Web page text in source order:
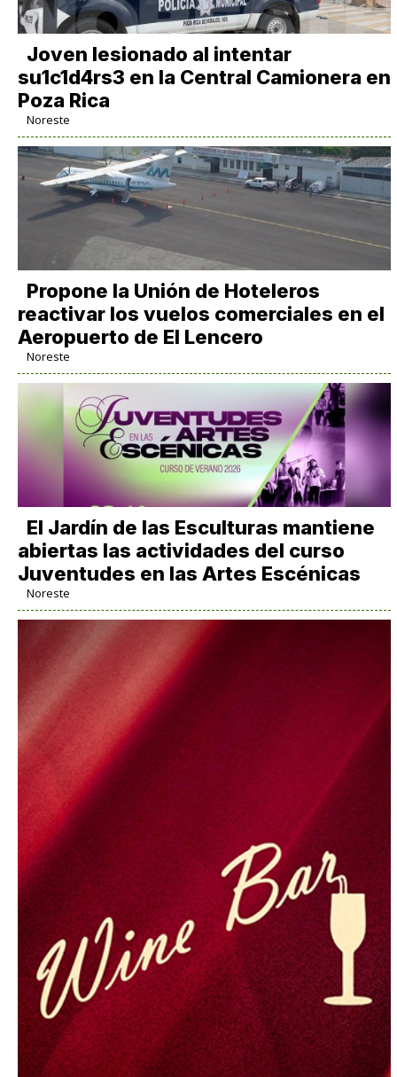
Joven lesionado al intentar
su1c1d4rs3 en la Central Camionera en
Poza Rica
Noreste
Propone la Unión de Hoteleros
reactivar los vuelos comerciales en el
Aeropuerto de El Lencero
Noreste
El Jardín de las Esculturas mantiene
abiertas las actividades del curso
Juventudes en las Artes Escénicas
Noreste